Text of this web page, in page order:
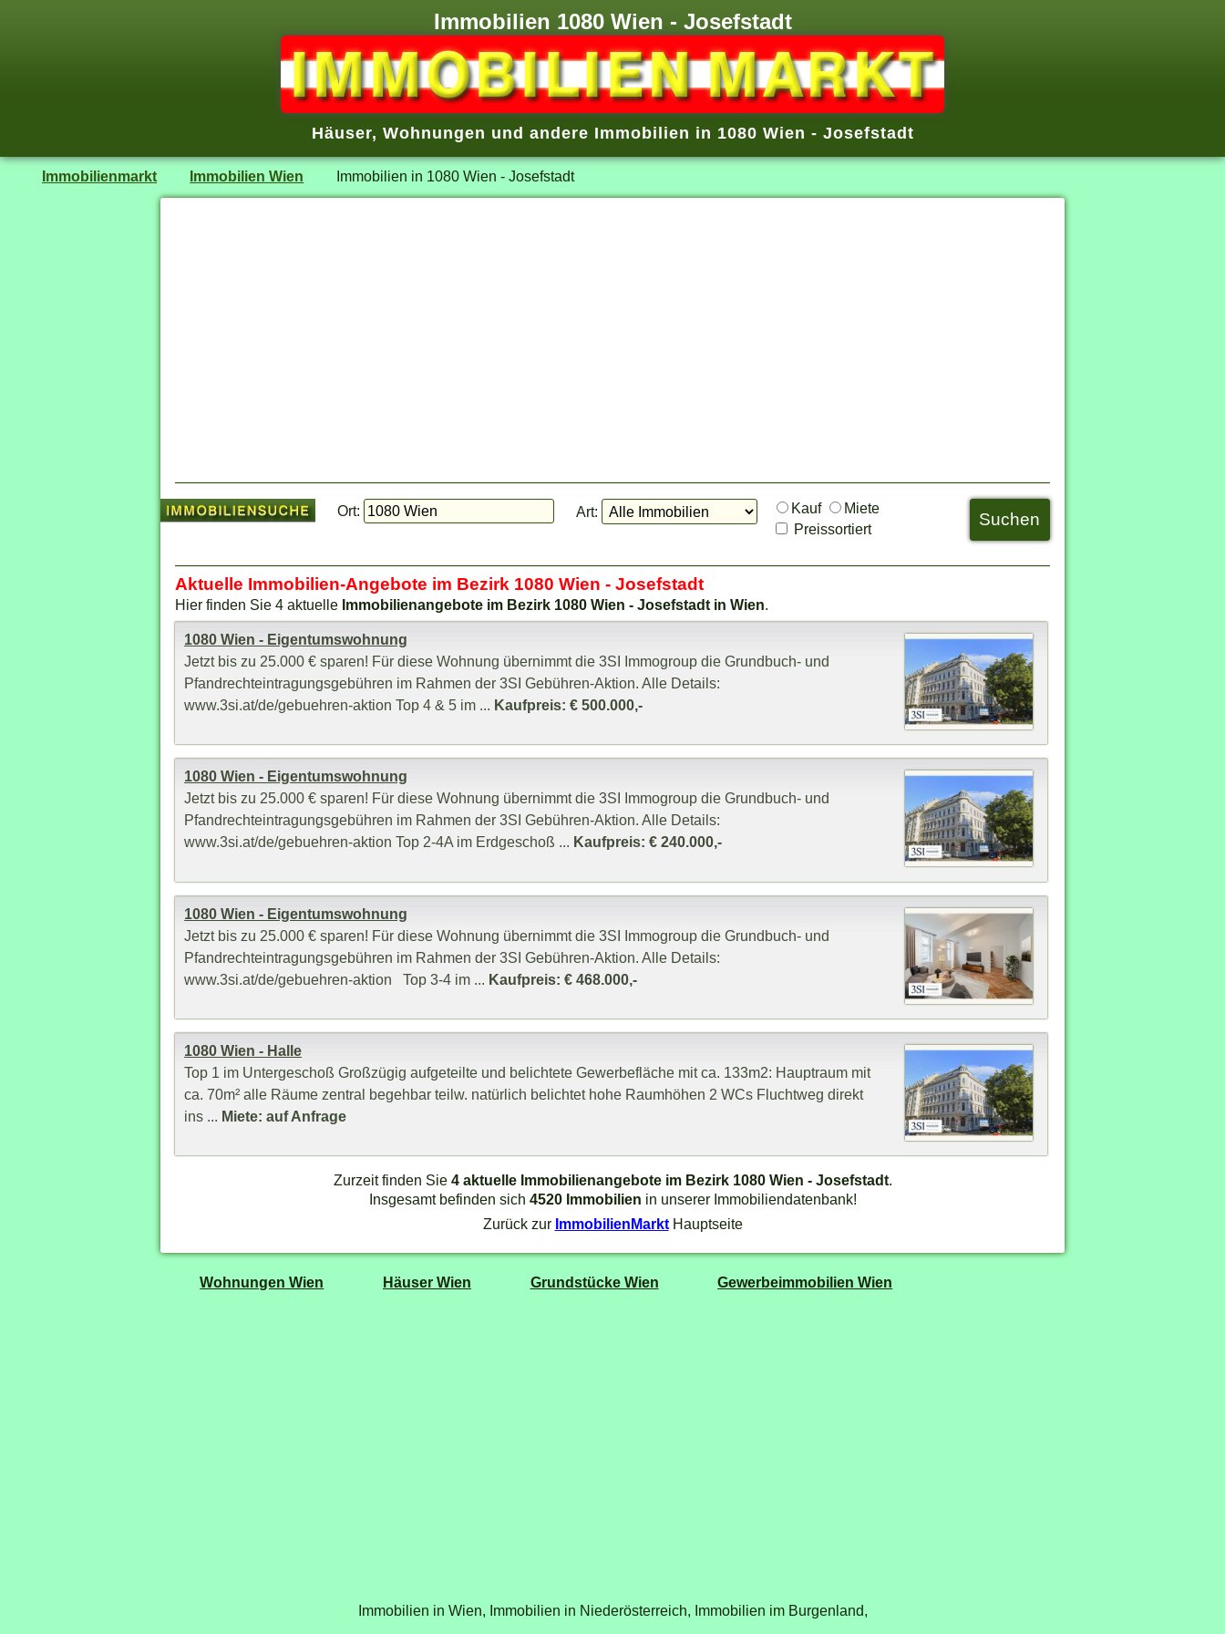
Immobilien 1080 Wien - Josefstadt
Häuser, Wohnungen und andere Immobilien in 1080 Wien - Josefstadt
Immobilienmarkt Immobilien Wien Immobilien in 1080 Wien - Josefstadt
Ort: Art: Kauf
Miete
Preissortiert
Aktuelle Immobilien-Angebote im Bezirk 1080 Wien - Josefstadt
Hier finden Sie 4 aktuelle Immobilienangebote im Bezirk 1080 Wien - Josefstadt in Wien.
1080 Wien - Eigentumswohnung
Jetzt bis zu 25.000 € sparen! Für diese Wohnung übernimmt die 3SI Immogroup die Grundbuch- und
Pfandrechteintragungsgebühren im Rahmen der 3SI Gebühren-Aktion. Alle Details:
www.3si.at/de/gebuehren-aktion Top 4 & 5 im ... Kaufpreis: € 500.000,-
1080 Wien - Eigentumswohnung
Jetzt bis zu 25.000 € sparen! Für diese Wohnung übernimmt die 3SI Immogroup die Grundbuch- und
Pfandrechteintragungsgebühren im Rahmen der 3SI Gebühren-Aktion. Alle Details:
www.3si.at/de/gebuehren-aktion Top 2-4A im Erdgeschoß ... Kaufpreis: € 240.000,-
1080 Wien - Eigentumswohnung
Jetzt bis zu 25.000 € sparen! Für diese Wohnung übernimmt die 3SI Immogroup die Grundbuch- und
Pfandrechteintragungsgebühren im Rahmen der 3SI Gebühren-Aktion. Alle Details:
www.3si.at/de/gebuehren-aktion Top 3-4 im ... Kaufpreis: € 468.000,-
1080 Wien - Halle
Top 1 im Untergeschoß Großzügig aufgeteilte und belichtete Gewerbefläche mit ca. 133m2: Hauptraum mit
ca. 70m² alle Räume zentral begehbar teilw. natürlich belichtet hohe Raumhöhen 2 WCs Fluchtweg direkt
ins ... Miete: auf Anfrage
Zurzeit finden Sie 4 aktuelle Immobilienangebote im Bezirk 1080 Wien - Josefstadt.
Insgesamt befinden sich 4520 Immobilien in unserer Immobiliendatenbank!
Zurück zur ImmobilienMarktHauptseite
Wohnungen Wien Häuser Wien Grundstücke Wien Gewerbeimmobilien Wien
Immobilien in Wien, Immobilien in Niederösterreich, Immobilien im Burgenland,